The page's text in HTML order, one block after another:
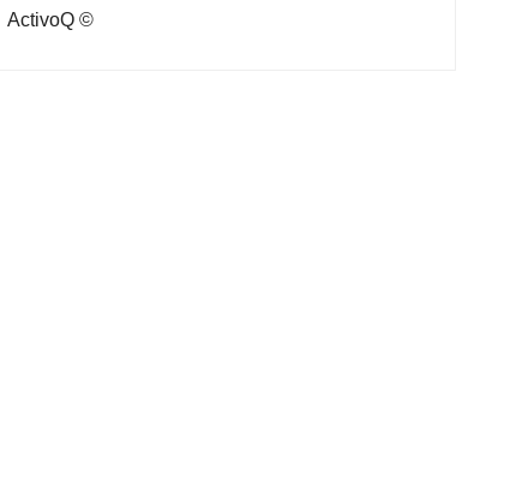
ActivoQ ©